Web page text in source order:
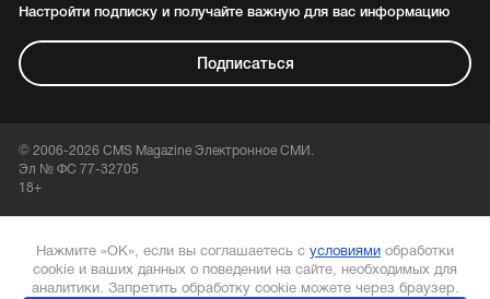
Настройти подписку и получайте важную для вас информацию
Подписаться
© 2006-2026 CMS Magazine Электронное СМИ.
Эл № ФС 77-32705
18+
Нажмите «ОК», если вы соглашаетесь с условиями обработки
cookie и ваших данных о поведении на сайте, необходимых для
аналитики. Запретить обработку cookie можете через браузер.